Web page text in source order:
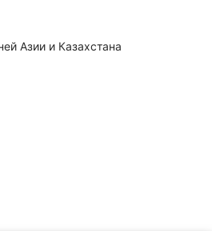
Азии и Казахстана